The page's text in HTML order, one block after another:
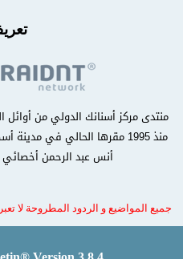
منتدى مركز أسنانك الدولي من أوائل
منذ 1995 مقرها الحالي في
أنس عبد الرحمن أخصائي
جميع المواضيع و الردود المطروحة لا